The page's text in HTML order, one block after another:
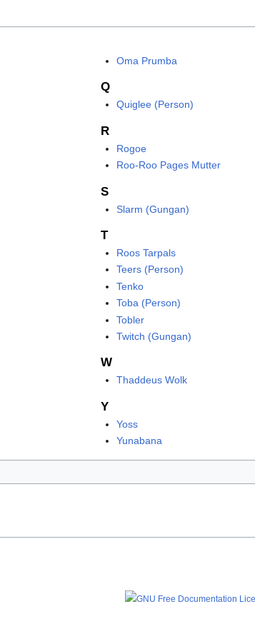
Oma Prumba
Q
Quiglee (Person)
R
Rogoe
Roo-Roo Pages Mutter
S
Slarm (Gungan)
T
Roos Tarpals
Teers (Person)
Tenko
Toba (Person)
Tobler
Twitch (Gungan)
W
Thaddeus Wolk
Y
Yoss
Yunabana